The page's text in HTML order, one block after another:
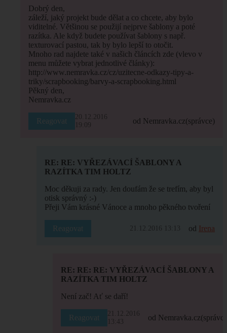
Dobrý den,
záleží, jaký projekt bude dělat a co chcete, aby bylo
viditelné. Většinou se použijí nejprve šablony a poté
razítka. Ale když budete používat šablony s např.
texturovací pastou, tak by bylo lepší to otočit.
Mnoho rad najdete také v našich článcích zde (vlevo v
menu můžete vybrat jednotlivé články):
http://www.nemravka.cz/cz/uzitecne-odkazy-tipy-a-
triky/scrapbooking/barvy-a-scrapbooking.html
Pěkný den,
Nemravka.cz
Reagovat
20.12.2016
19:09
od Nemravka.cz(správce)
RE: RE: VYŘEZÁVACÍ ŠABLONY A
RAZÍTKA TIM HOLTZ
Moc děkuji za rady. Jen doufám že se trefím, aby byl
otisk správný :-)
Přeji Vám krásné Vánoce a mnoho pěkného tvoření
Reagovat 21.12.2016 13:13 od Irena
RE: RE: RE: VYŘEZÁVACÍ ŠABLONY A
RAZÍTKA TIM HOLTZ
Není zač! Ať se daří!
Reagovat
21.12.2016
13:43
od Nemravka.cz